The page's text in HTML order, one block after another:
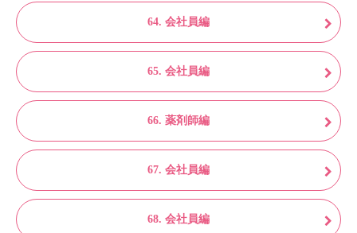
64. 会社員編
65. 会社員編
66. 薬剤師編
67. 会社員編
68. 会社員編